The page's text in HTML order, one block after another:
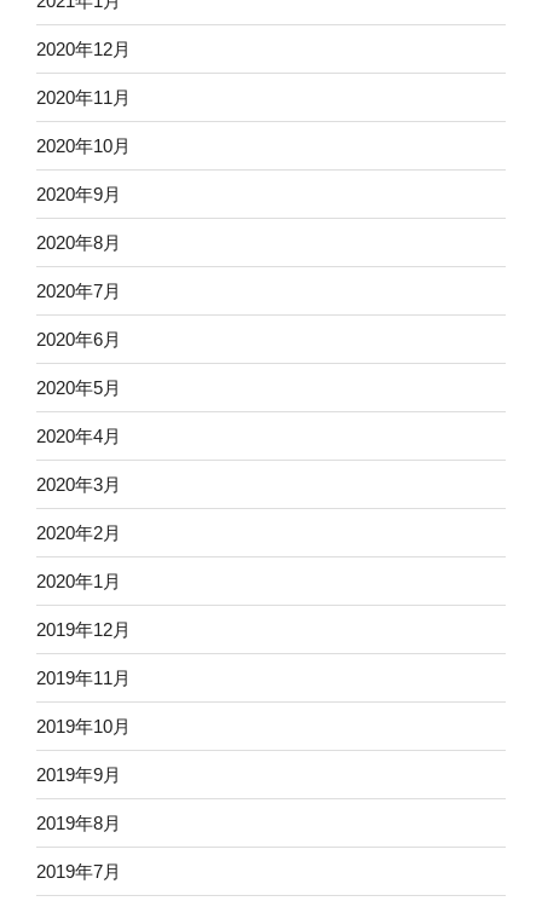
2020年12月
2020年11月
2020年10月
2020年9月
2020年8月
2020年7月
2020年6月
2020年5月
2020年4月
2020年3月
2020年2月
2020年1月
2019年12月
2019年11月
2019年10月
2019年9月
2019年8月
2019年7月